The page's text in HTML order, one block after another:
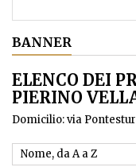
BANNER
ELENCO DEI
PIERINO
Domicilio: via
Nome, da A a Z